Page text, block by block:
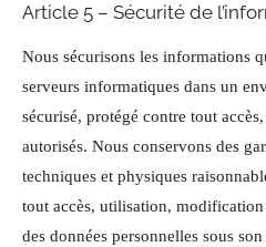
Article 5 – Sécurité de
Nous sécurisons les informations
serveurs informatiques dans un
sécurisé, protégé contre tout
autorisés. Nous conservons des
techniques et physiques
tout accès, utilisation,
des données personnelles sous